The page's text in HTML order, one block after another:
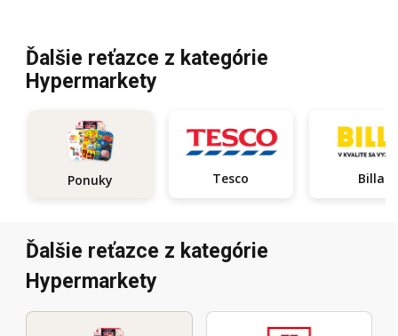
Ďalšie reťazce z kategórie
Hypermarkety
Ponuky Tesco Billa
Ďalšie reťazce z kategórie
Hypermarkety